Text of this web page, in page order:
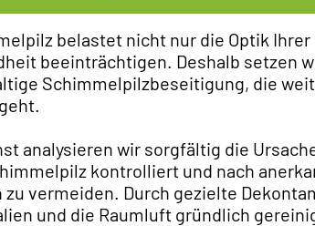
belastet nicht nur die Optik
beeinträchtigen. Deshalb setzen
Schimmelpilzbeseitigung, die
analysieren wir sorgfältig die
kontrolliert und nach
zu vermeiden. Durch gezielte
und die Raumluft gründlich